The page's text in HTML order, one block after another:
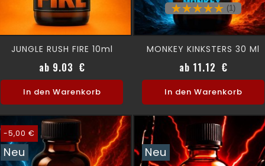
JUNGLE RUSH FIRE 10ml
ab 9.03 €Preis
In den Warenkorb
(1)
MONKEY KINKSTERS 30 Ml
ab 11.12 €Preis
In den Warenkorb
-5,00 €
Neu Neu